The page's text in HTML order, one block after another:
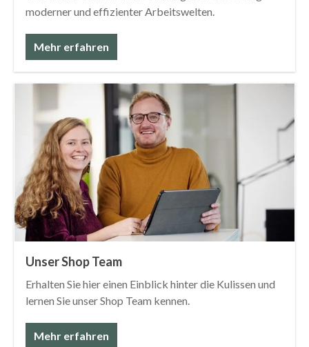
moderner und effizienter Arbeitswelten.
Mehr erfahren
Unser Shop Team
Erhalten Sie hier einen Einblick hinter die Kulissen und
lernen Sie unser Shop Team kennen.
Mehr erfahren